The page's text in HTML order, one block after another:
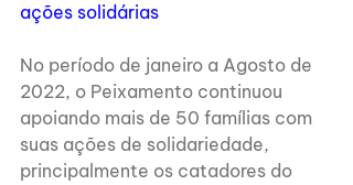
ações solidárias
No período de janeiro a Agosto de
2022, o Peixamento continuou
apoiando mais de 50 famílias com
suas ações de solidariedade,
principalmente os catadores do